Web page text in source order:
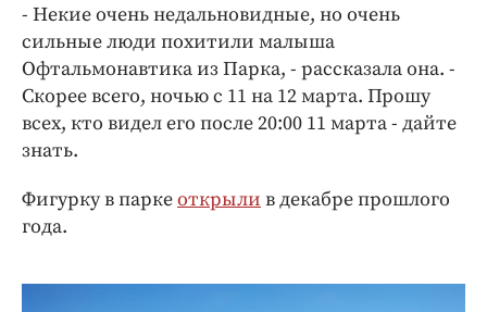
Клиника года
Бренд года
Работодатель года
- Некие очень недальновидные, но очень
сильные люди похитили малыша
Офтальмонавтика из Парка, - рассказала она. -
Скорее всего, ночью с 11 на 12 марта. Прошу
всех, кто видел его после 20:00 11 марта - дайте
знать.
Фигурку в паркеоткрыли в декабре прошлого
года.